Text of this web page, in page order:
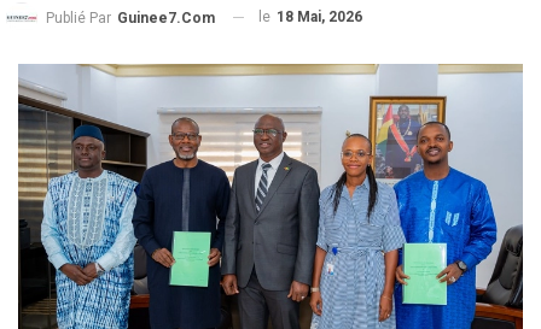
Publié Par Guinee7.com le 18 Mai, 2026